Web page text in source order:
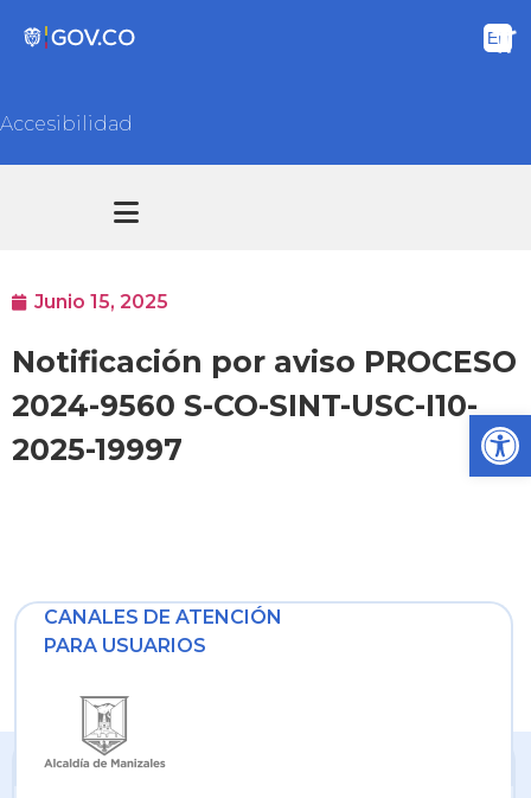
Accesibilidad
Junio 15, 2025
Notificación por aviso PROCESO
2024-9560 S-CO-SINT-USC-I10-
2025-19997
CANALES DE ATENCIÓN
PARA USUARIOS